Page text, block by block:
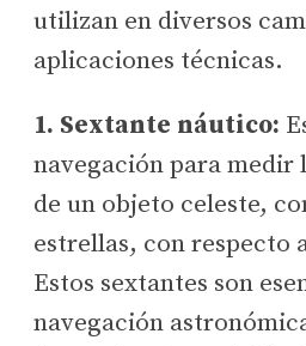
utilizan en diversos
aplicaciones técnicas.
1. Sextante náutico:
navegación para medir
de un objeto celeste,
estrellas, con respecto
Estos sextantes son
navegación